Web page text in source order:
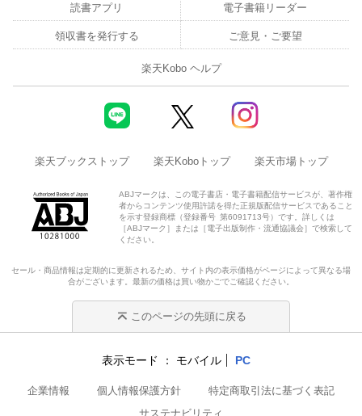
読書アプリ 電子書籍リーダー
領収書を発行する ご意見・ご要望
楽天Kobo ヘルプ
楽天ブックストップ 楽天Koboトップ 楽天市場トップ
ABJマークは、この電子書店・電子書籍配信サービスが、著作権
者からコンテンツ使用許諾を得た正規版配信サービスであること
を示す登録商標（登録番号 第6091713号）です。詳しくは
［ABJマーク］または［電子出版制作・流通協議会］で検索して
ください。
セール・商品情報は定期的に更新されるため、サイト内の表示価格がページによって異なる場
合がございます。最新の価格は買い物かごでご確認ください。
このページの先頭に戻る
表示モード モバイル PC
企業情報 個人情報保護方針
特定商取引法に基づく表記
サステナビリティ